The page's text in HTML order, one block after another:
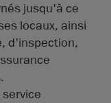
jusqu'à ce
locaux, ainsi
d'inspection,